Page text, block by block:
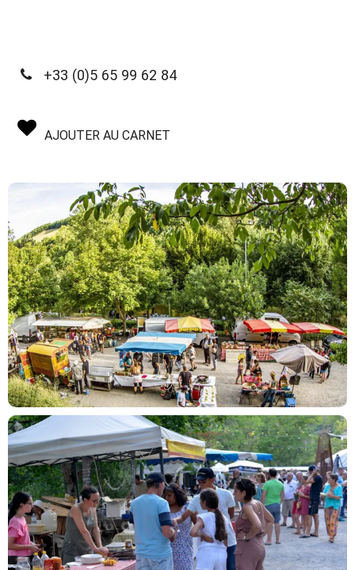
+33 (0)5 65 99 62 84
AJOUTER AU CARNET